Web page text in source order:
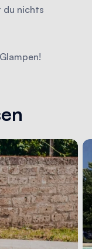
du nichts